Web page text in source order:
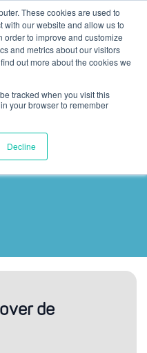
These cookies are used to
with our website and allow us to
order to improve and customize
and metrics about our visitors
out more about the cookies we
tracked when you visit this
your browser to remember
Decline
de